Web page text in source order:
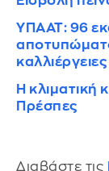
ΥΠΑΑΤ: 96
καλλιέργειες
Η κλιματική
Πρέσπες
Διαβάστε τις